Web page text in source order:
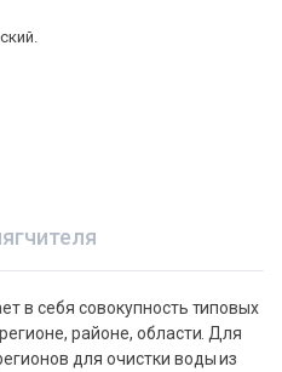
в себя совокупность типовых
районе, области. Для
для очистки воды из